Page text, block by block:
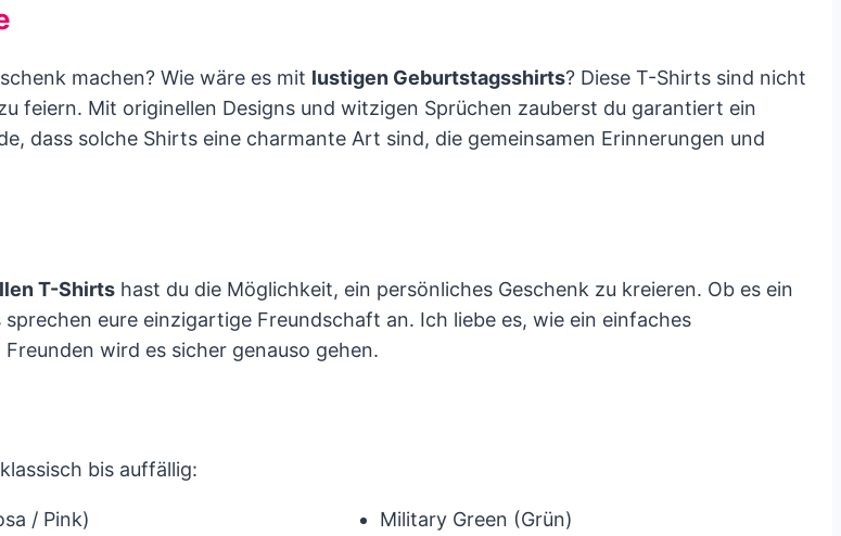
machen? Wie wäre es mit lustigen Geburtstagsshirts? Diese T-Shirts sind nicht
feiern. Mit originellen Designs und witzigen Sprüchen zauberst du garantiert ein
dass solche Shirts eine charmante Art sind, die gemeinsamen Erinnerungen und
T-Shirts hast du die Möglichkeit, ein persönliches Geschenk zu kreieren. Ob es ein
eure einzigartige Freundschaft an. Ich liebe es, wie ein einfaches
wird es sicher genauso gehen.
bis auffällig:
/ Pink)
Military Green (Grün)